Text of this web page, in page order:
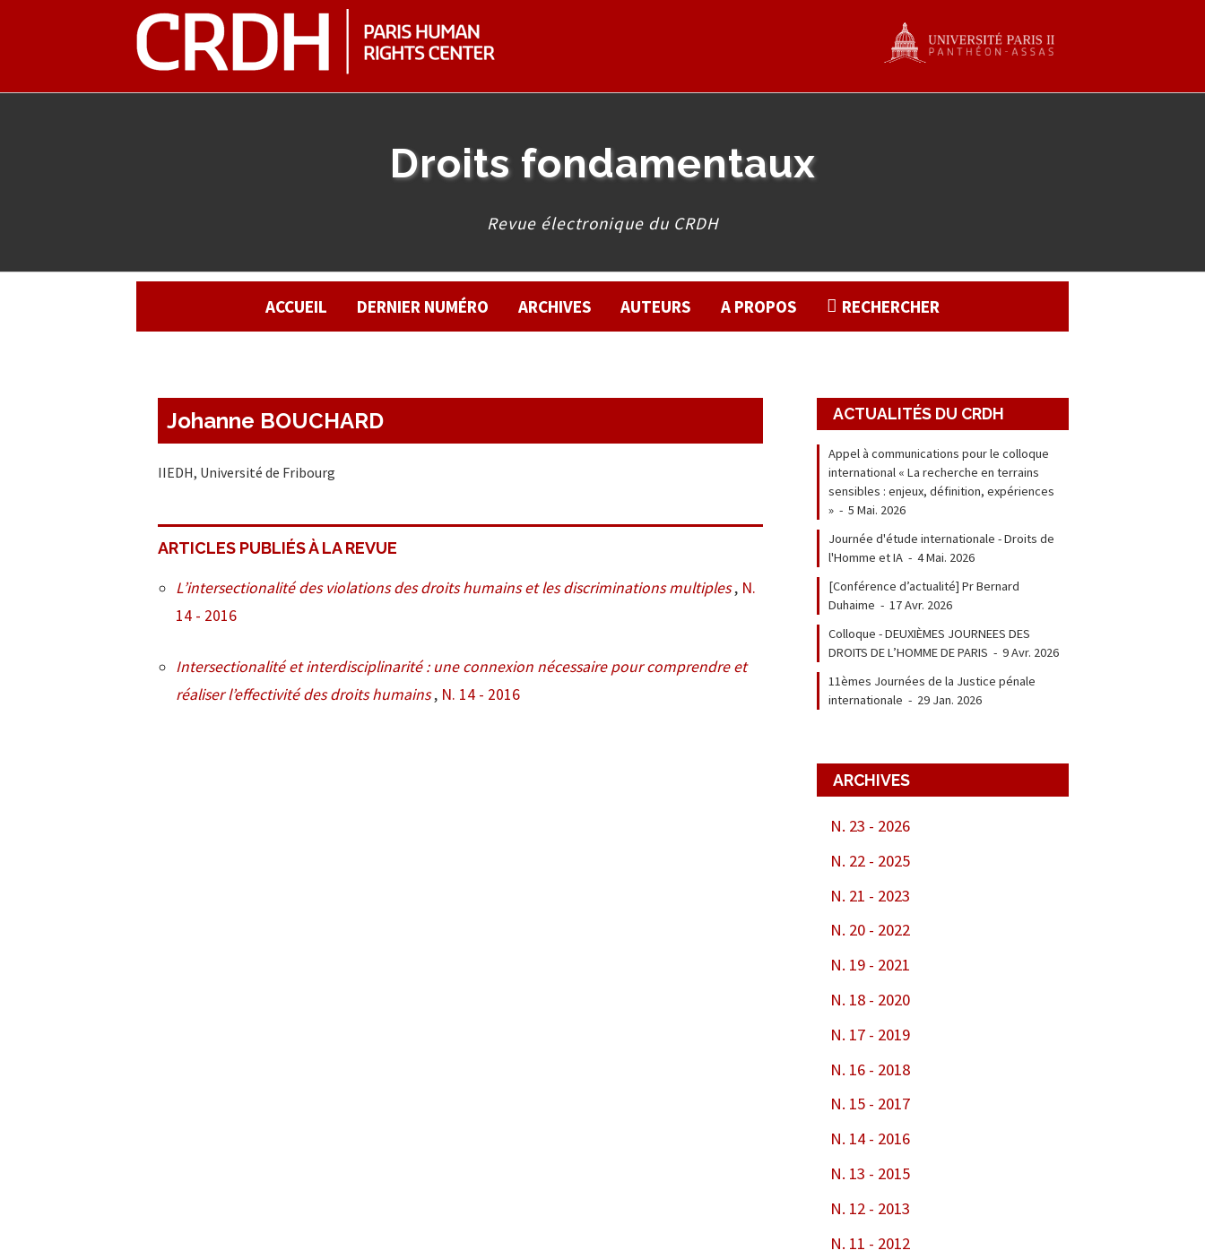
Droits fondamentaux
Revue électronique du CRDH
ACCUEIL DERNIER NUMÉRO ARCHIVES AUTEURS A PROPOS RECHERCHER
Johanne BOUCHARD
IIEDH, Université de Fribourg
ARTICLES PUBLIÉS À LA REVUE
L’intersectionalité des violations des droits humains et les discriminations multiples , N.
14 - 2016
Intersectionalité et interdisciplinarité : une connexion nécessaire pour comprendre et
réaliser l’effectivité des droits humains , N. 14 - 2016
ACTUALITÉS DU CRDH
Appel à communications pour le colloque
international « La recherche en terrains
sensibles : enjeux, définition, expériences
» -5 Mai. 2026
Journée d'étude internationale - Droits de
l'Homme et IA -4 Mai. 2026
[Conférence d’actualité] Pr Bernard
Duhaime -17 Avr. 2026
Colloque - DEUXIÈMES JOURNEES DES
DROITS DE L’HOMME DE PARIS -9 Avr. 2026
11èmes Journées de la Justice pénale
internationale - 29 Jan. 2026
ARCHIVES
N. 23 - 2026
N. 22 - 2025
N. 21 - 2023
N. 20 - 2022
N. 19 - 2021
N. 18 - 2020
N. 17 - 2019
N. 16 - 2018
N. 15 - 2017
N. 14 - 2016
N. 13 - 2015
N. 12 - 2013
N. 11 - 2012